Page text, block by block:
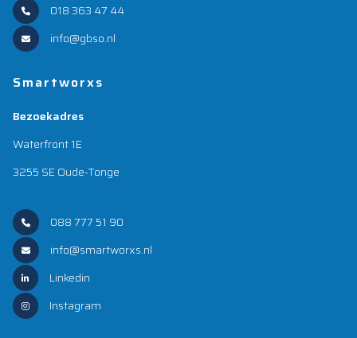
018 363 47 44
info@gbso.nl
Smartworxs
Bezoekadres
Waterfront 1E
3255 SE Oude-Tonge
088 777 51 90
info@smartworxs.nl
Linkedin
Instagram